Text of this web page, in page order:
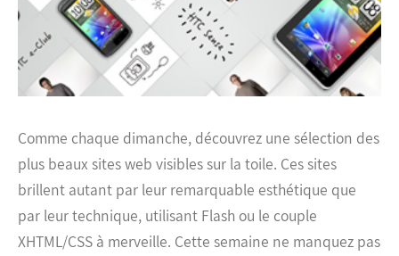
Comme chaque dimanche, découvrez une sélection des
plus beaux sites web visibles sur la toile. Ces sites
brillent autant par leur remarquable esthétique que
par leur technique, utilisant Flash ou le couple
XHTML/CSS à merveille. Cette semaine ne manquez pas